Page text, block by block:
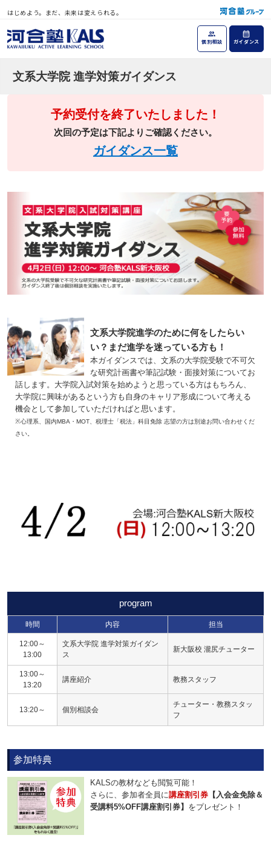
はじめよう。まだ、未来は変えられる。
個別相談 ガイダンス
文系大学院 進学対策ガイダンス
予約受付を終了いたしました！
次回の予定は下記よりご確認ください。
ガイダンス一覧
文系大学院進学のために何をしたらい
い？まだ進学を迷っている方も！
本ガイダンスでは、文系の大学院受験で不可欠
な研究計画書や筆記試験・面接対策についてお
話します。大学院入試対策を始めようと思っている方はもちろん、
大学院に興味があるという方も自身のキャリア形成について考える
機会として参加していただければと思います。
※心理系、国内MBA・MOT、税理士「税法」科目免除 志望の方は別途お問い合わせくだ
さい。
program
時間 内容 担当
12:00～
13:00
文系大学院 進学対策ガイダン
ス
新大阪校 瀧尻チューター
13:00～
13:20
講座紹介 教務スタッフ
13:20～ 個別相談会
チューター・教務スタッ
フ
参加特典
KALSの教材なども閲覧可能！
さらに、参加者全員に講座割引券 【入会金免除＆
受講料5%OFF講座割引券】 をプレゼント！